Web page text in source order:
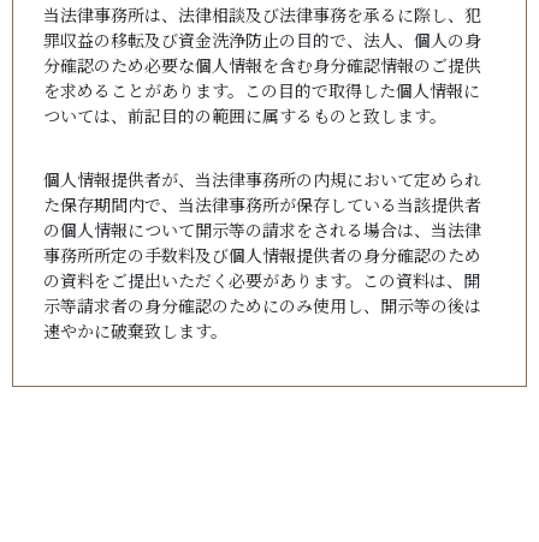
当法律事務所は、法律相談及び法律事務を承るに際し、犯
罪収益の移転及び資金洗浄防止の目的で、法人、個人の身
分確認のため必要な個人情報を含む身分確認情報のご提供
を求めることがあります。この目的で取得した個人情報に
ついては、前記目的の範囲に属するものと致します。
個人情報提供者が、当法律事務所の内規において定められ
た保存期間内で、当法律事務所が保存している当該提供者
の個人情報について開示等の請求をされる場合は、当法律
事務所所定の手数料及び個人情報提供者の身分確認のため
の資料をご提出いただく必要があります。この資料は、開
示等請求者の身分確認のためにのみ使用し、開示等の後は
速やかに破棄致します。